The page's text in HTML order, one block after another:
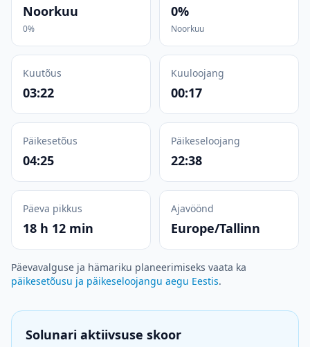
Noorkuu
0%
0%
Noorkuu
Kuutõus
03:22
Kuuloojang
00:17
Päikesetõus
04:25
Päikeseloojang
22:38
Päeva pikkus
18 h 12 min
Ajavöönd
Europe/Tallinn
Päevavalguse ja hämariku planeerimiseks vaata ka
päikesetõusu ja päikeseloojangu aegu Eestis.
Solunari aktiivsuse skoor